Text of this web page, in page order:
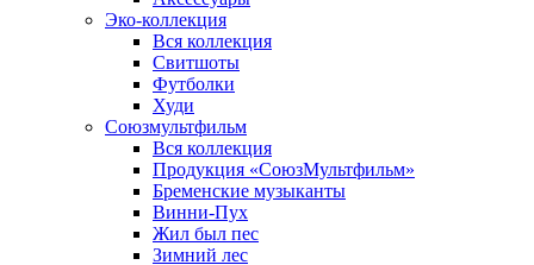
Эко-коллекция
Вся коллекция
Свитшоты
Футболки
Худи
Союзмультфильм
Вся коллекция
Продукция «СоюзМультфильм»
Бременские музыканты
Винни-Пух
Жил был пес
Зимний лес